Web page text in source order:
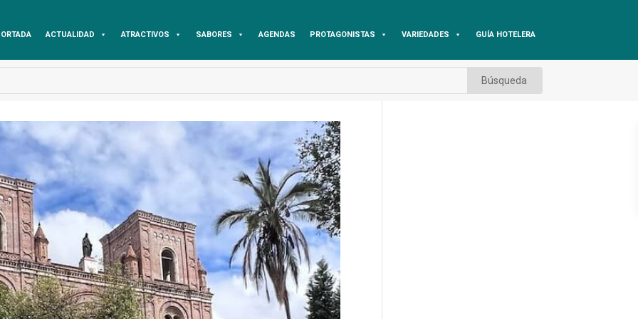
ACTUALIDAD ATRACTIVOS SABORES AGENDAS PROTAGONISTAS VARIEDADES GUÍA HOTELERA